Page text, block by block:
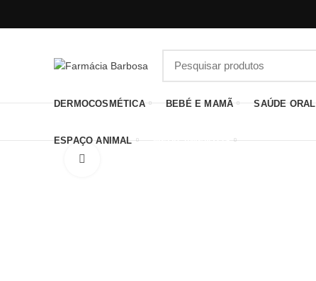
DERMOCOSMÉTICA BEBÉ E MAMÃ SAÚDE ORAL
ESPAÇO ANIMAL